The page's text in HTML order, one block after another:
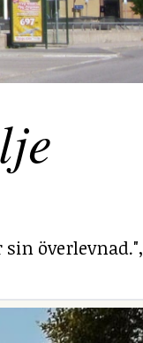
överlevnad.",